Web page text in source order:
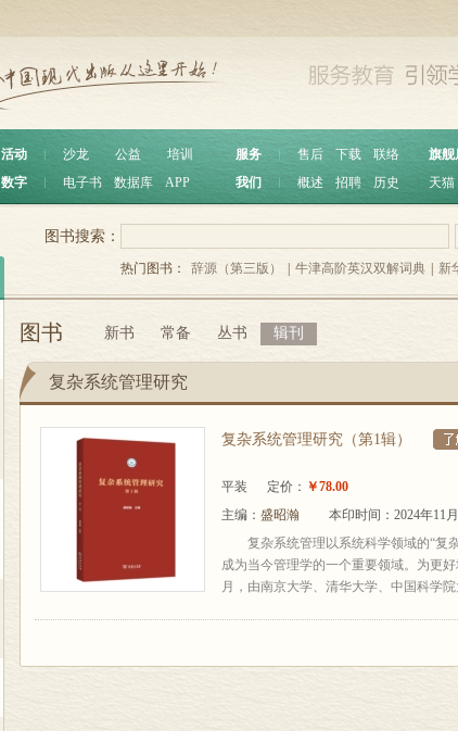
活动 沙龙 公益
培训
数字
电子书 数据库 APP
服务 ︱ 售后 下载
联络
我们
概述 招聘 历史
旗舰
天猫
图书搜索：
热门图书： 辞源（第三版） 牛津高阶英汉双解词典 新
图书 新书 常备 丛书 辑刊
复杂系统管理研究
复杂系统管理研究（第1辑）
平装 定价： ￥78.00
主编： 盛昭瀚
本印时间：2024年11月
复杂系统管理以系统科学领域的“复
成为当今管理学的一个重要领域。为更
月，由南京大学、清华大学、中国科学